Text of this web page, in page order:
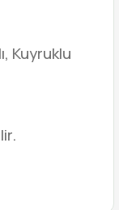
Kuyruklu